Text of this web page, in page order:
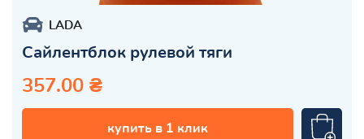
LADA
Сайлентблок рулевой тяги
357.00 ₴
купить в 1 клик